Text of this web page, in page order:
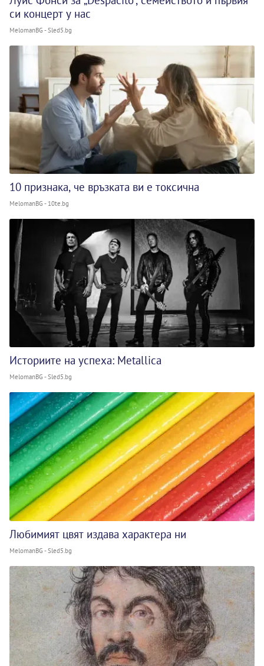
си концерт у нас
MelomanBG - Sled5.bg
10 признака, че връзката ви е токсична
MelomanBG - 10te.bg
Историите на успеха: Metallica
MelomanBG - Sled5.bg
Любимият цвят издава характера ни
MelomanBG - Sled5.bg